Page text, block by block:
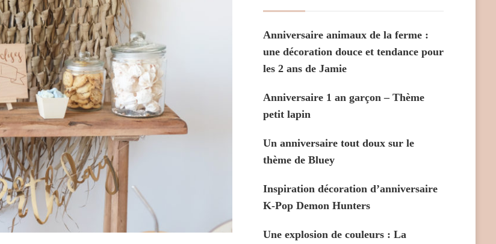
Anniversaire animaux de la ferme :
une décoration douce et tendance pour
les 2 ans de Jamie
Anniversaire 1 an garçon – Thème
petit lapin
Un anniversaire tout doux sur le
thème de Bluey
Inspiration décoration d’anniversaire
K-Pop Demon Hunters
Une explosion de couleurs : La